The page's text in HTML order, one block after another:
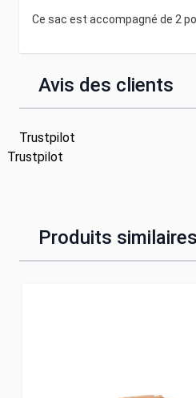
Ce sac est accompagné de 2
Avis des clients
Trustpilot
Trustpilot
Produits